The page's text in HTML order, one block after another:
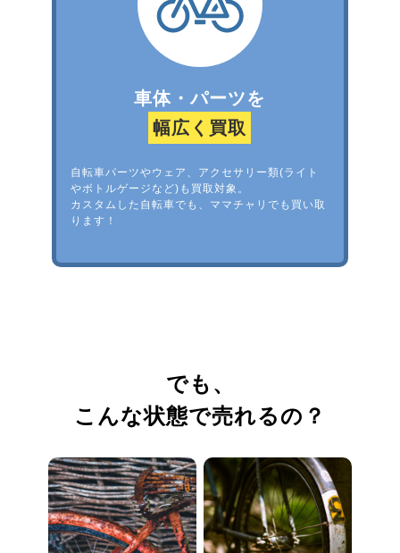
車体・パーツを
幅広く買取
自転車パーツやウェア、アクセサリー類(ライト
やボトルゲージなど)も買取対象。
カスタムした自転車でも、ママチャリでも買い取
ります！
でも、
こんな状態で売れるの？